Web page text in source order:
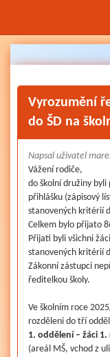
Vyrozumění
do ŠD na
Napsal uživatel
Vážení rodiče,
do školní družiny
přihlášku (zápisový
stanovených kritérií
Celkem bylo přijato
Přijati byli všichni
stanovených kritérií
Zákonní zástupci
ředitelkou školy.
Ve školním roce
rozděleni do tří
1. oddělení – žáci
(areál MŠ, vchod z